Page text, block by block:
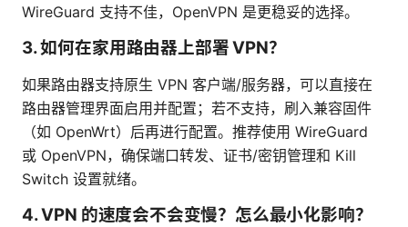
WireGuard 支持不佳，OpenVPN 是更稳妥的选择。
3. 如何在家用路由器上部署 VPN？
如果路由器支持原生 VPN 客户端/服务器，可以直接在
路由器管理界面启用并配置；若不支持，刷入兼容固件
（如 OpenWrt）后再进行配置。推荐使用 WireGuard
或 OpenVPN，确保端口转发、证书/密钥管理和 Kill
Switch 设置就绪。
4. VPN 的速度会不会变慢？怎么最小化影响？